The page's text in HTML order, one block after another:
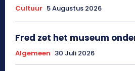
Cultuur 5 Augustus 2026
Fred zet het museum
Algemeen 30 Juli 2026